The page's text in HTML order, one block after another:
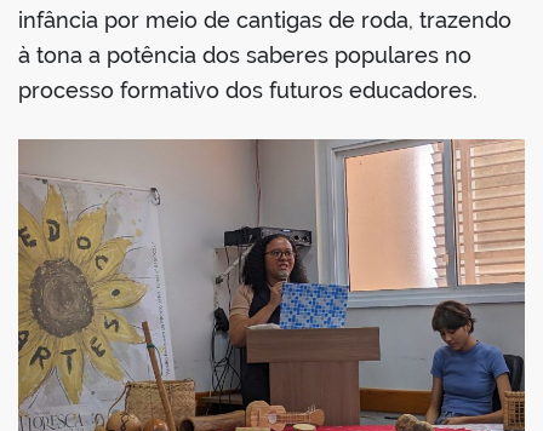
infância por meio de cantigas de roda, trazendo
à tona a potência dos saberes populares no
processo formativo dos futuros educadores.